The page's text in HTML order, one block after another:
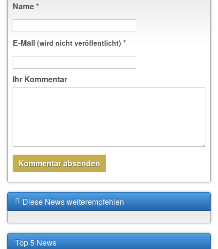
Name*
E-Mail (wird nicht veröffentlicht) *
Ihr Kommentar
Diese News weiterempfehlen
Top 5 News